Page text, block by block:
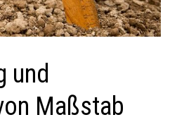
und
Maßstab